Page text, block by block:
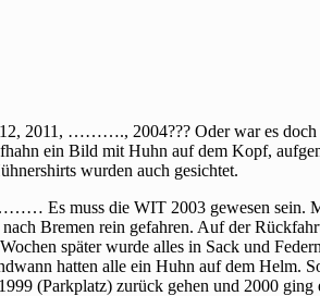
2011, ………., 2004??? Oder war es doch
ein Bild mit Huhn auf dem Kopf,
wurden auch gesichtet.
Es muss die WIT 2003 gewesen sein.
Bremen rein gefahren. Auf der
später wurde alles in Sack und
hatten alle ein Huhn auf dem Helm.
(Parkplatz) zurück gehen und 2000 ging